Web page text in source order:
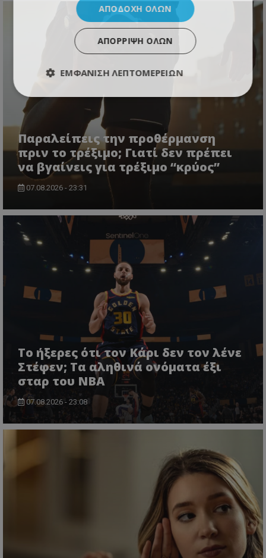
Παραλείπεις την προθέρμανση
πριν το τρέξιμο; Γιατί δεν πρέπει
να βγαίνεις για τρέξιμο “κρύος”
07.08.2026 - 23:31
Το ήξερες ότι τον Κάρι δεν τον λένε
Στέφεν; Τα αληθινά ονόματα έξι
σταρ του NBA
07.08.2026 - 23:08
ΑΠΟΔΟΧΉ ΌΛΩΝ
ΑΠΌΡΡΙΨΗ ΌΛΩΝ
ΕΜΦΆΝΙΣΗ ΛΕΠΤΟΜΕΡΕΙΏΝ